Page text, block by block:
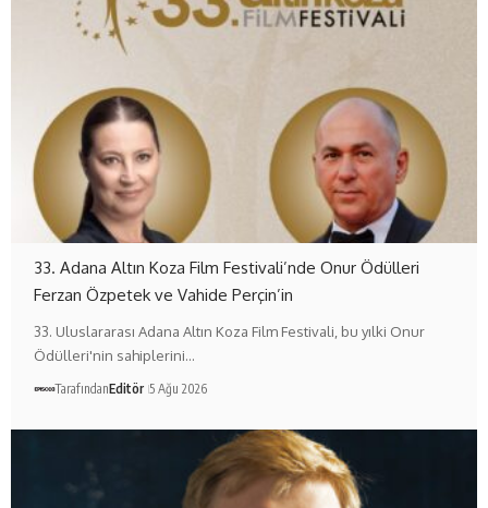
33. Adana Altın Koza Film Festivali’nde Onur Ödülleri
Ferzan Özpetek ve Vahide Perçin’in
33. Uluslararası Adana Altın Koza Film Festivali, bu yılki Onur
Ödülleri'nin sahiplerini…
TarafındanEditör 5 Ağu 2026